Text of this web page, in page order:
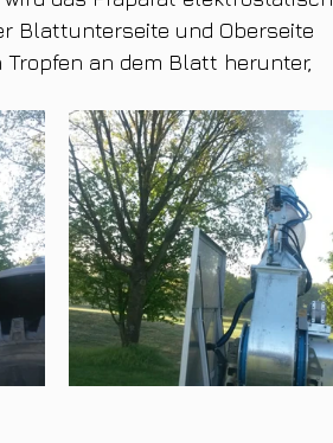
Blattunterseite und Oberseite
an dem Blatt herunter,